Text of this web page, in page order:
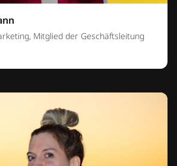
Mitglied der Geschäftsleitung